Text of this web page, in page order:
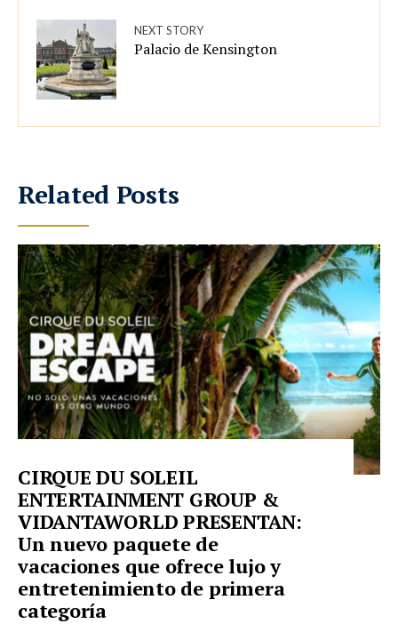
NEXT STORY
Palacio de Kensington
Related Posts
CIRQUE DU SOLEIL
ENTERTAINMENT GROUP &
VIDANTAWORLD PRESENTAN:
Un nuevo paquete de
vacaciones que ofrece lujo y
entretenimiento de primera
categoría